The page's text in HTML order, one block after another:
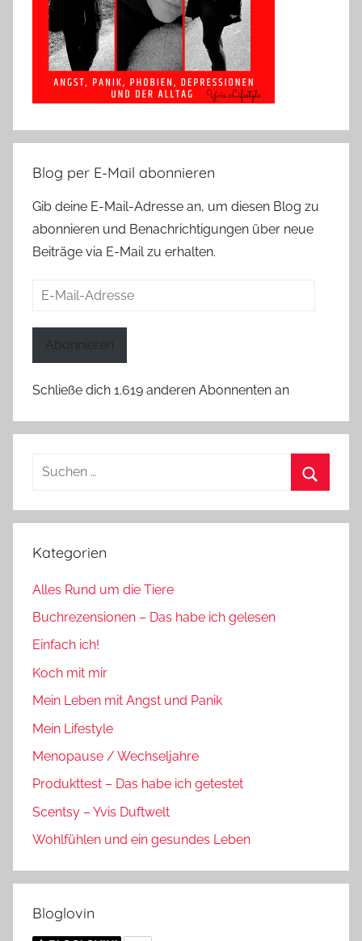
Blog per E-Mail abonnieren
Gib deine E-Mail-Adresse an, um diesen Blog zu
abonnieren und Benachrichtigungen über neue
Beiträge via E-Mail zu erhalten.
E-
Abonnieren
Schließe dich 1.619 anderen Abonnenten an
Suchen
Kategorien
Alles Rund um die Tiere
Buchrezensionen – Das habe ich gelesen
Einfach ich!
Koch mit mir
Mein Leben mit Angst und Panik
Mein Lifestyle
Menopause / Wechseljahre
Produkttest – Das habe ich getestet
Scentsy – Yvis Duftwelt
Wohlfühlen und ein gesundes Leben
Bloglovin